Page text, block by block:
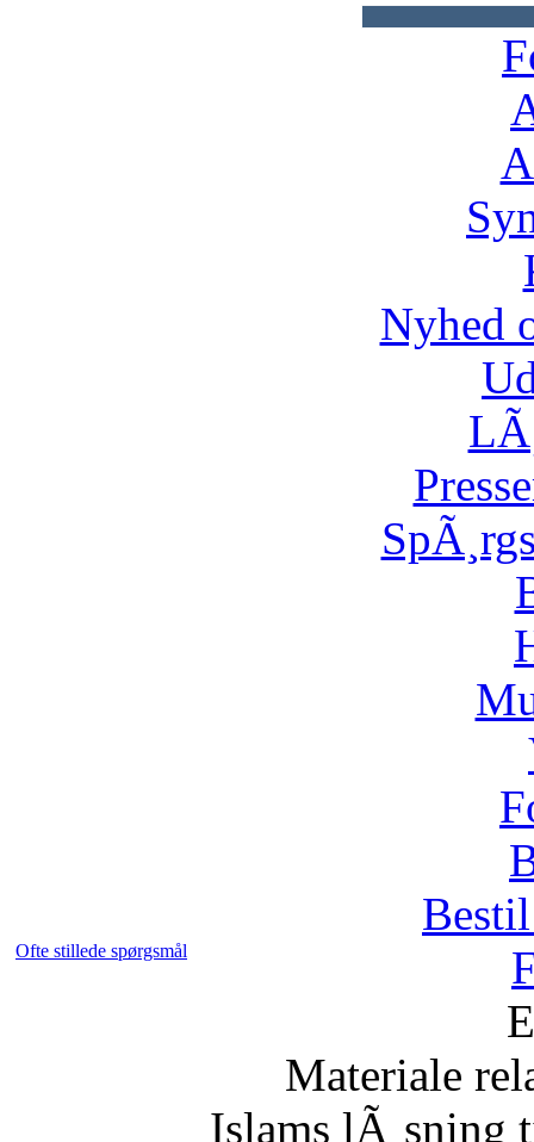
Nyhed
Ofte stillede spørgsmål
Materiale
Islams lÃ¸sning